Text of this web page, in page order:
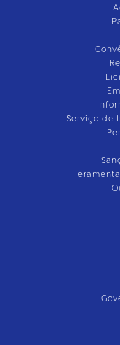
Serviço de